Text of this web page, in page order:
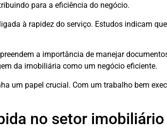
para a eficiência do negócio.
à rapidez do serviço. Estudos indicam
a importância de manejar
da imobiliária como um negócio eficiente.
um papel crucial. Com um trabalho bem
no setor imobiliário